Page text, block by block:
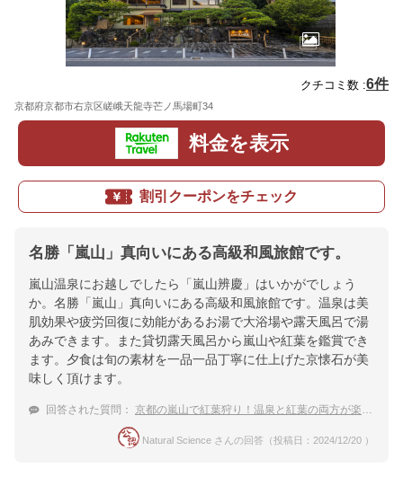
クチコミ数 :6件
京都府京都市右京区嵯峨天龍寺芒ノ馬場町34
料金を表示
割引クーポンをチェック
名勝「嵐山」真向いにある高級和風旅館です。
嵐山温泉にお越しでしたら「嵐山辨慶」はいかがでしょう
か。名勝「嵐山」真向いにある高級和風旅館です。温泉は美
肌効果や疲労回復に効能があるお湯で大浴場や露天風呂で湯
あみできます。また貸切露天風呂から嵐山や紅葉を鑑賞でき
ます。夕食は旬の素材を一品一品丁寧に仕上げた京懐石が美
味しく頂けます。
回答された質問： 京都の嵐山で紅葉狩り！温泉と紅葉の両方が楽しめる嵐山温泉の宿
Natural Science さんの回答（投稿日：2024/12/20 ）